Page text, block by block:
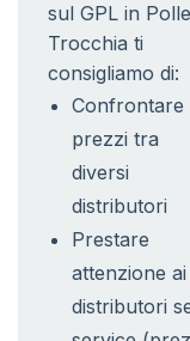
sul GPL in
Trocchia ti
consigliamo di:
Confrontare
prezzi tra
diversi
distributori
Prestare
attenzione ai
distributori